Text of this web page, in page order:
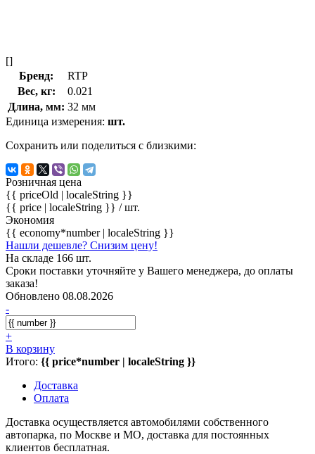
[]
Бренд:
RTP
Вес, кг:
0.021
Длина, мм: 32 мм
Единица измерения: шт.
Сохранить или поделиться с близкими:
Розничная цена
{{ priceOld | localeString }}
{{ price | localeString }} / шт.
Экономия
{{ economy*number | localeString }}
Нашли дешевле? Снизим цену!
На складе 166 шт.
Сроки поставки уточняйте у Вашего менеджера, до оплаты
заказа!
Обновлено 08.08.2026
-
+
В корзину
Итого: {{ price*number | localeString }}
Доставка
Оплата
Доставка осуществляется автомобилями собственного
автопарка, по Москве и МО, доставка для постоянных
клиентов бесплатная.